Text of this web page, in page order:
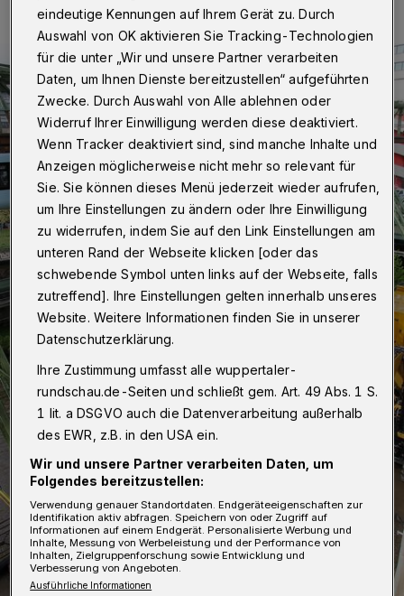
eindeutige Kennungen auf Ihrem Gerät zu. Durch
Auswahl von OK aktivieren Sie Tracking-Technologien
für die unter „Wir und unsere Partner verarbeiten
Daten, um Ihnen Dienste bereitzustellen“ aufgeführten
Zwecke. Durch Auswahl von Alle ablehnen oder
Widerruf Ihrer Einwilligung werden diese deaktiviert.
Wenn Tracker deaktiviert sind, sind manche Inhalte und
Anzeigen möglicherweise nicht mehr so relevant für
Sie. Sie können dieses Menü jederzeit wieder aufrufen,
um Ihre Einstellungen zu ändern oder Ihre Einwilligung
zu widerrufen, indem Sie auf den Link Einstellungen am
unteren Rand der Webseite klicken [oder das
schwebende Symbol unten links auf der Webseite, falls
zutreffend]. Ihre Einstellungen gelten innerhalb unseres
Website. Weitere Informationen finden Sie in unserer
Datenschutzerklärung.
Ihre Zustimmung umfasst alle wuppertaler-
rundschau.de-Seiten und schließt gem. Art. 49 Abs. 1 S.
1 lit. a DSGVO auch die Datenverarbeitung außerhalb
des EWR, z.B. in den USA ein.
Wir und unsere Partner verarbeiten Daten, um
Folgendes bereitzustellen:
Verwendung genauer Standortdaten. Endgeräteeigenschaften zur
Identifikation aktiv abfragen. Speichern von oder Zugriff auf
Informationen auf einem Endgerät. Personalisierte Werbung und
Inhalte, Messung von Werbeleistung und der Performance von
Inhalten, Zielgruppenforschung sowie Entwicklung und
Verbesserung von Angeboten.
Ausführliche Informationen